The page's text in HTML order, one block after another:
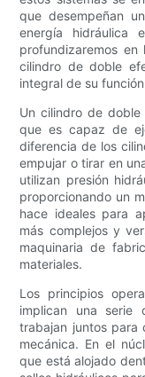
que desempeñan
energía hidráulica
profundizaremos
cilindro de doble
integral de su
Un cilindro de
que es capaz de
diferencia de los
empujar o tirar en
utilizan presión
proporcionando un
hace ideales para
más complejos y
maquinaria de
materiales.
Los principios
implican una serie
trabajan juntos para
mecánica. En el
que está alojado